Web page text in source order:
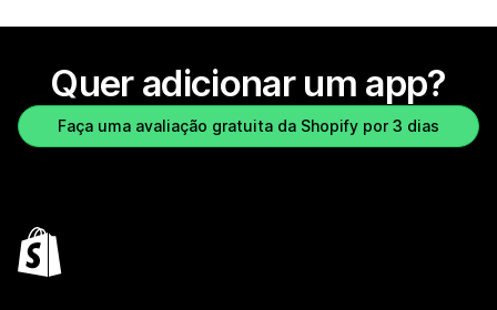
Quer adicionar um app?
Faça uma avaliação gratuita da Shopify por 3 dias